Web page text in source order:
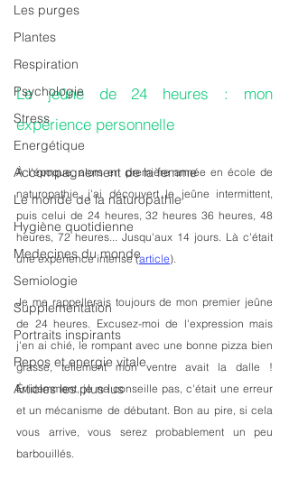
Les purges
Plantes
Respiration
Psychologie
Stress
Energétique
Accompagnement de la femme
Le monde de la naturopathie
Hygiène quotidienne
Medecines du monde
Semiologie
Supplementation
Portraits inspirants
Repos et energie vitale
Articles les plus lus
Le jeûne de 24 heures : mon
expérience personnelle
À l'époque, alors en première année en école de
naturopathie, j'ai découvert le jeûne intermittent,
puis celui de 24 heures, 32 heures 36 heures, 48
heures, 72 heures... Jusqu'aux 14 jours. Là c'était
une expérience intense (article).
Je me rappellerais toujours de mon premier jeûne
de 24 heures. Excusez-moi de l'expression mais
j'en ai chié, le rompant avec une bonne pizza bien
grasse, tellement mon ventre avait la dalle !
Évidemment, je ne conseille pas, c'était une erreur
et un mécanisme de débutant. Bon au pire, si cela
vous arrive, vous serez probablement un peu
barbouillés.